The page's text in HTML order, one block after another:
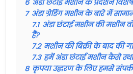
6 अंडा छंटाई मशीन के प्रदर्शन
7 अंडा ग्रेडिंग मशीन के बारे में
7.1 अंडा छंटाई मशीन की मशीन
हैं?
7.2 मशीन की बिक्री के बाद की
7.3 हमें अंडा छंटाई मशीन कैसे
8 कृपया उद्धरण के लिए हमसे